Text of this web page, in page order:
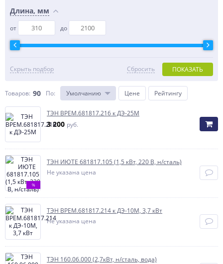
Длина, мм
от до
Скрыть подбор ПОКАЗАТЬ
Сбросить
Товаров: 90 По: Умолчанию Цене Рейтингу
ТЭН ВРЕМ.681817.216 к ДЭ-25М
3 200 руб.
%
ТЭН ИЮТЕ 681817.105 (1,5 кВт, 220 В, н/сталь)
Не указана цена
ТЭН ВРЕМ.681817.214 к ДЭ-10М, 3,7 кВт
Не указана цена
ТЭН 160.06.000 (2,7кВт, н/сталь, вода)